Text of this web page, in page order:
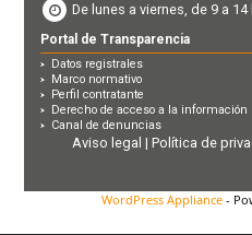
De lunes a viernes, de 9 a 14
Portal de Transparencia
Datos registrales
Marco normativo
Perfil contratante
Derecho de acceso a la información
Canal de denuncias
Aviso legal | Política de
WordPress Appliance -